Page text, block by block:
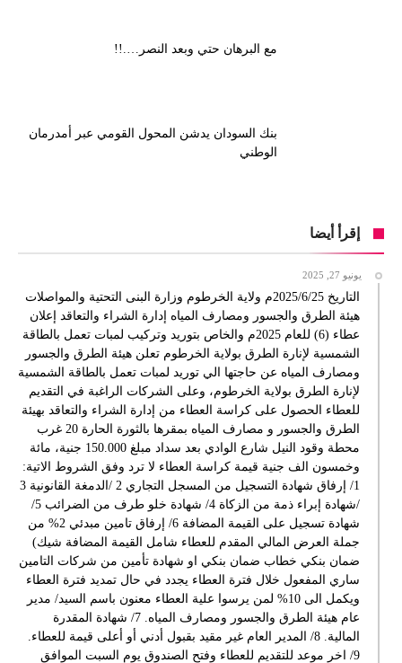
مع البرهان حتي وبعد النصر….!!
بنك السودان يدشن المحول القومي عبر أمدرمان
الوطني
إقرأ أيضا
يونيو 27, 2025
التاريخ 2025/6/25م ولاية الخرطوم وزارة البنى التحتية والمواصلات
هيئة الطرق والجسور ومصارف المياه إدارة الشراء والتعاقد إعلان
عطاء (6) للعام 2025م والخاص بتوريد وتركيب لمبات تعمل بالطاقة
الشمسية لإنارة الطرق بولاية الخرطوم تعلن هيئة الطرق والجسور
ومصارف المياه عن حاجتها الي توريد لمبات تعمل بالطاقة الشمسية
لإنارة الطرق بولاية الخرطوم، وعلى الشركات الراغبة في التقديم
للعطاء الحصول على كراسة العطاء من إدارة الشراء والتعاقد بهيئة
الطرق والجسور و مصارف المياه بمقرها بالثورة الحارة 20 غرب
محطة وقود النيل شارع الوادي بعد سداد مبلغ 150.000 جنية، مائة
وخمسون الف جنية قيمة كراسة العطاء لا ترد وفق الشروط الاتية:
1/ إرفاق شهادة التسجيل من المسجل التجاري 2 /الدمغة القانونية 3
/شهادة إبراء ذمة من الزكاة 4/ شهادة خلو طرف من الضرائب 5/
شهادة تسجيل على القيمة المضافة 6/ إرفاق تامين مبدئي 2% من
جملة العرض المالي المقدم للعطاء شامل القيمة المضافة شيك)
ضمان بنكي خطاب ضمان بنكي او شهادة تأمين من شركات التامين
ساري المفعول خلال فترة العطاء يجدد في حال تمديد فترة العطاء
ويكمل الى 10% لمن يرسوا علية العطاء معنون باسم السيد/ مدير
عام هيئة الطرق والجسور ومصارف المياه. 7/ شهادة المقدرة
المالية. 8/ المدير العام غير مقيد بقبول أدني أو أعلى قيمة للعطاء.
9/ اخر موعد للتقديم للعطاء وفتح الصندوق يوم السبت الموافق